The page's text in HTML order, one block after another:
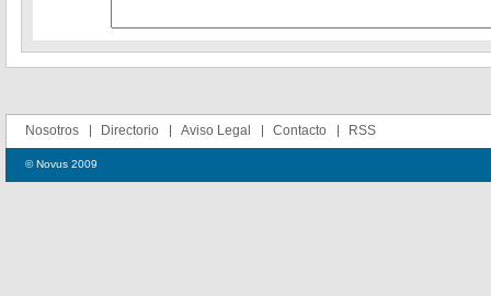
Nosotros Directorio Aviso Legal Contacto RSS
© Novus 2009